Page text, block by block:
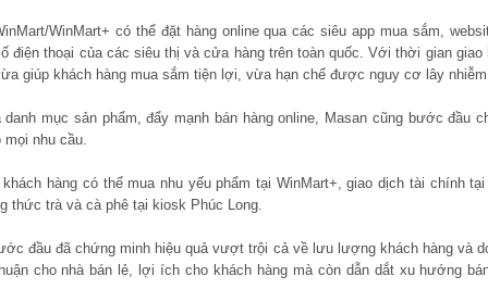
WinMart+ có thể đặt hàng online qua các siêu app mua sắm,
điện thoại của các siêu thị và cửa hàng trên toàn quốc. Với thời gian
giúp khách hàng mua sắm tiện lợi, vừa hạn chế được nguy cơ lây
mục sản phẩm, đẩy mạnh bán hàng online, Masan cũng bước đầu
mọi nhu cầu.
hàng có thể mua nhu yếu phẩm tại WinMart+, giao dịch tài chính
thức trà và cà phê tại kiosk Phúc Long.
đầu đã chứng minh hiệu quả vượt trội cả về lưu lượng khách hàng và
cho nhà bán lẻ, lợi ích cho khách hàng mà còn dẫn dắt xu hướng